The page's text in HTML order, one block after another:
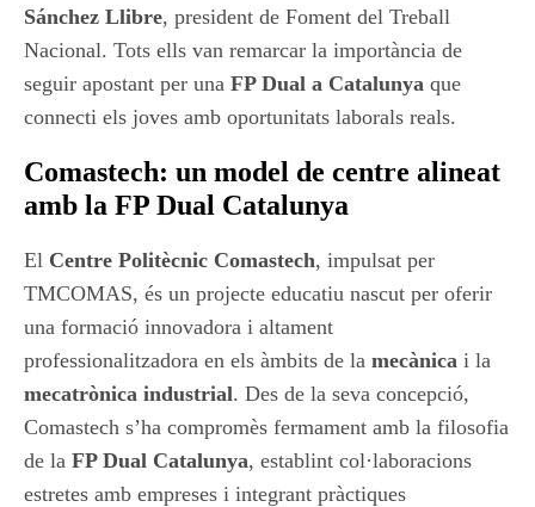
Sánchez Llibre, president de Foment del Treball
Nacional. Tots ells van remarcar la importància de
seguir apostant per una FP Dual a Catalunya que
connecti els joves amb oportunitats laborals reals.
Comastech: un model de centre alineat
amb la FP Dual Catalunya
El Centre Politècnic Comastech, impulsat per
TMCOMAS, és un projecte educatiu nascut per oferir
una formació innovadora i altament
professionalitzadora en els àmbits de la mecànica i la
mecatrònica industrial. Des de la seva concepció,
Comastech s’ha compromès fermament amb la filosofia
de la FP Dual Catalunya, establint col·laboracions
estretes amb empreses i integrant pràctiques